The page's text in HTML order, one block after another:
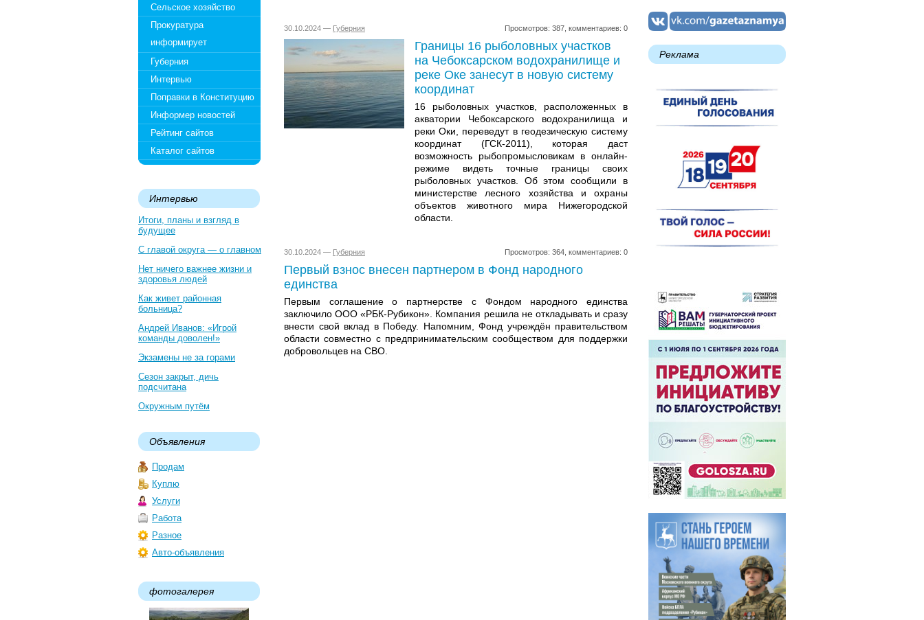
Сельское хозяйство
Прокуратура
информирует
Губерния
Интервью
Поправки в Конституцию
Информер новостей
Рейтинг сайтов
Каталог сайтов
Интервью
Итоги, планы и взгляд в
будущее
С главой округа — о главном
Нет ничего важнее жизни и
здоровья людей
Как живет районная
больница?
Андрей Иванов: «Игрой
команды доволен!»
Экзамены не за горами
Сезон закрыт, дичь
подсчитана
Окружным путём
Объявления
Продам
Куплю
Услуги
Работа
Разное
Авто-объявления
фотогалерея
30.10.2024 — Губерния Просмотров: 387, комментариев: 0
Границы 16 рыболовных участков
на Чебоксарском водохранилище и
реке Оке занесут в новую систему
координат
16 рыболовных участков, расположенных в
акватории Чебоксарского водохранилища и
реки Оки, переведут в геодезическую систему
координат (ГСК-2011), которая даст
возможность рыбопромысловикам в онлайн-
режиме видеть точные границы своих
рыболовных участков. Об этом сообщили в
министерстве лесного хозяйства и охраны
объектов животного мира Нижегородской
области.
30.10.2024 — Губерния Просмотров: 364, комментариев: 0
Первый взнос внесен партнером в Фонд народного
единства
Первым соглашение о партнерстве с Фондом народного единства
заключило ООО «РБК-Рубикон». Компания решила не откладывать и сразу
внести свой вклад в Победу. Напомним, Фонд учреждён правительством
области совместно с предпринимательским сообществом для поддержки
добровольцев на СВО.
Реклама